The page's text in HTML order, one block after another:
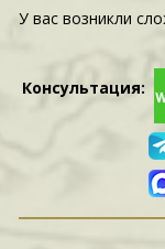
У вас возникли
Консультация: